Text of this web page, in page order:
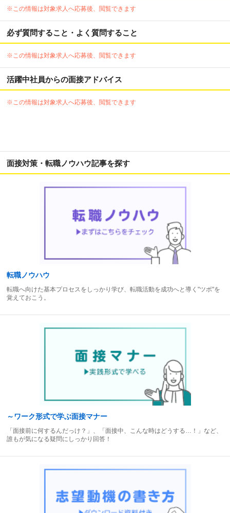
※この情報は対象求人へ応募後、閲覧できます
必ず質問すること・よく質問すること
※この情報は対象求人へ応募後、閲覧できます
活躍中社員からの面接アドバイス
※この情報は対象求人へ応募後、閲覧できます
面接対策・転職ノウハウ記事を探す
転職ノウハウ
転職へ向けた基本プロセスをしっかり学び、転職活動を成功へと導く"ツボ"を
覚えておこう。
～ワーク形式で学ぶ面接マナー
「面接前に何するんだっけ？」、「面接中、こんな時はどうする…！」など、
誰もが気になる疑問にしっかり回答！